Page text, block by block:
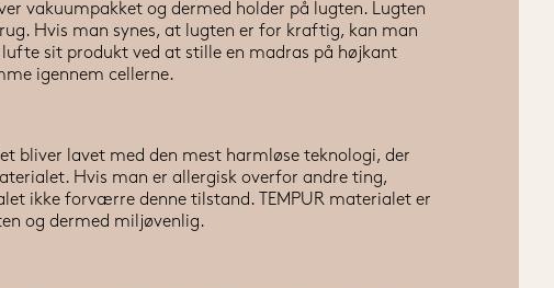
vakuumpakket og dermed holder på lugten. Lugten
Hvis man synes, at lugten er for kraftig, kan man
sit produkt ved at stille en madras på højkant
igennem cellerne.
bliver lavet med den mest harmløse teknologi, der
Hvis man er allergisk overfor andre ting,
ikke forværre denne tilstand. TEMPUR materialet er
og dermed miljøvenlig.